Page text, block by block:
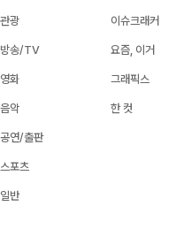
관광
방송/TV
영화
음악
공연/출판
스포츠
일반
이슈크래커
요즘, 이거
그래픽스
한 컷